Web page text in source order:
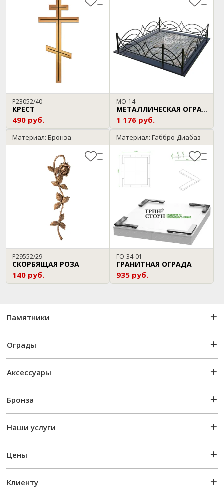
P23052/40
КРЕСТ
490 руб.
МО-14
МЕТАЛЛИЧЕСКАЯ ОГРАДА
1 176 руб.
Материал: Бронза
P29552/29
СКОРБЯЩАЯ РОЗА
140 руб.
Материал: Габбро-Диабаз
ГО-34-01
ГРАНИТНАЯ ОГРАДА
935 руб.
Памятники
Ограды
Аксессуары
Бронза
Наши услуги
Цены
Клиенту